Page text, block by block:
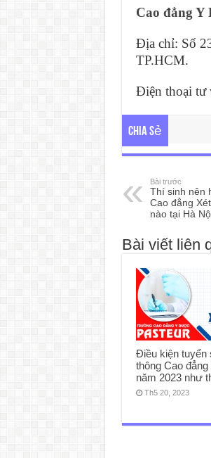
Cao đẳng Y
Địa chỉ: Số
TP.HCM.
Điện thoại tư
Chia sẻ
Bài trước
Thí sinh nên
Cao đẳng
nào tại Hà
Bài viết liên
Điều kiện tuyển
thông Cao
năm 2023 như
Th5 20, 2023